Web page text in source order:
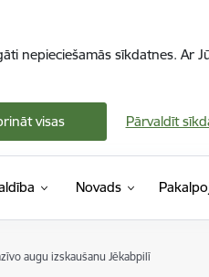
nepieciešamās sīkdatnes. Ar
visas Pārvaldīt
Novads
augu izskaušanu Jēkabpilī